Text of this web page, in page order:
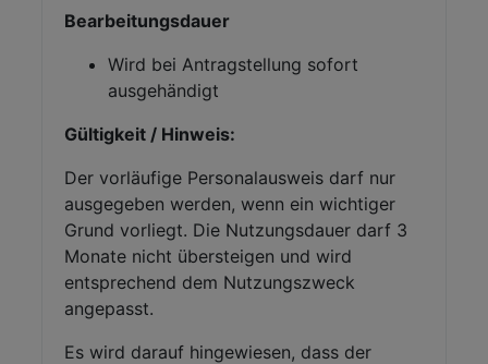
Bearbeitungsdauer
Wird bei Antragstellung sofort
ausgehändigt
Gültigkeit / Hinweis:
Der vorläufige Personalausweis darf nur
ausgegeben werden, wenn ein wichtiger
Grund vorliegt. Die Nutzungsdauer darf 3
Monate nicht übersteigen und wird
entsprechend dem Nutzungszweck
angepasst.
Es wird darauf hingewiesen, dass der